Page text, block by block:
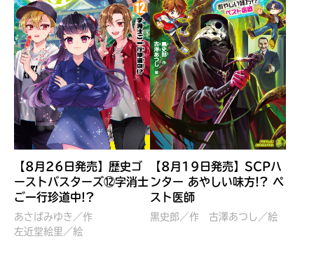
ぼくたちのマインクラフト
冒険記 エンチャント剣
VS暴走モブ
レッツゴー！まいぜんシス
ターズ とつぜん、王様に
【8月26日発売】歴史ゴ
ーストバスターズ⑫字消士
ご一行珍道中!?
あさばみゆき／作
左近堂絵里／絵
【8月19日発売】SCPハ
ンター あやしい味方!? ペ
スト医師
黒史郎／作 古澤あつし／絵